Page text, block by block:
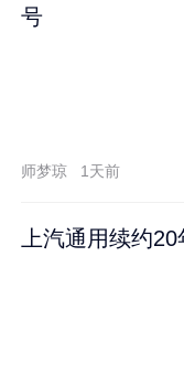
号
师梦琼 1天前
上汽通用续约